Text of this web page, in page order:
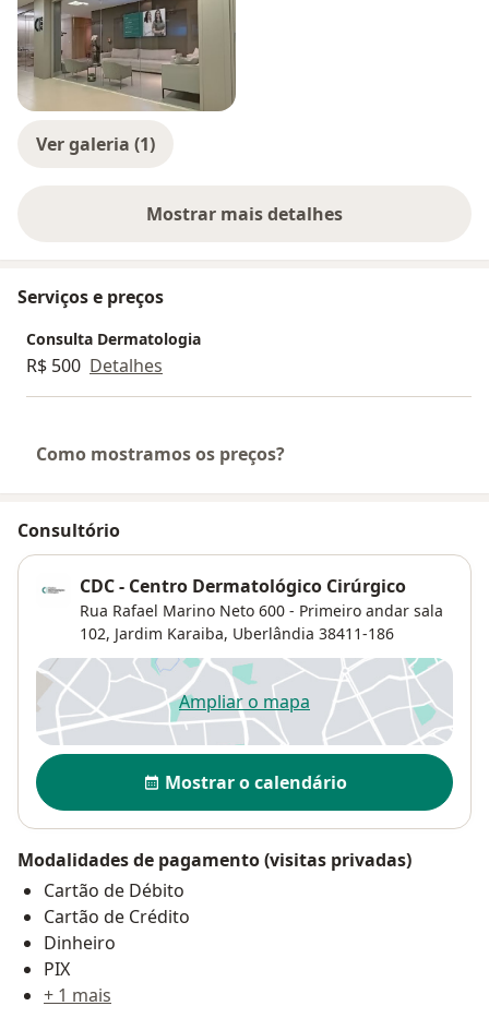
Ver galeria (1)
Mostrar mais detalhes
sobre a experiência
Serviços e preços
Consulta Dermatologia
R$ 500 Detalhes
Como mostramos os preços?
Consultório
CDC - Centro Dermatológico Cirúrgico
Rua Rafael Marino Neto 600 - Primeiro andar sala
102, Jardim Karaiba, Uberlândia 38411-186
Ampliar o mapaabre num novo separador
Disponibilidade
Mostrar o calendário
Modalidades de pagamento (visitas privadas)
Cartão de Débito
Cartão de Crédito
Dinheiro
PIX
+ 1 mais